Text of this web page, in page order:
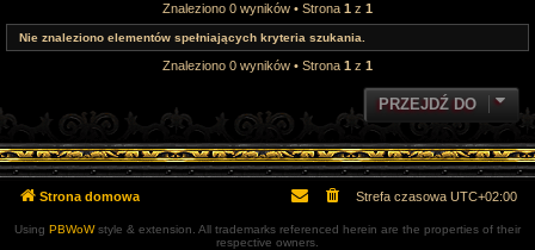
Znaleziono 0 wyników • Strona 1 z 1
Nie znaleziono elementów spełniających kryteria szukania.
Znaleziono 0 wyników • Strona 1 z 1
PRZEJDŹ DO
Strona domowa Strefa czasowa UTC+02:00
Using PBWoWstyle & extension. All trademarks referenced herein are the properties of their
respective owners.